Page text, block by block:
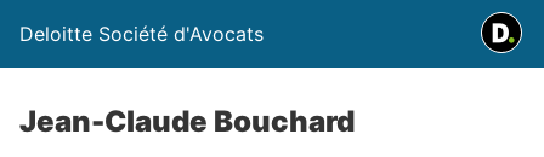
Deloitte Société d'Avocats
Jean-Claude Bouchard